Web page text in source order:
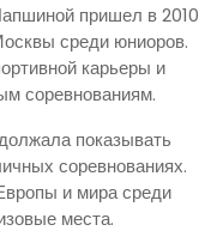
пришел в 2010
среди юниоров.
карьеры и
соревнованиям.
показывать
соревнованиях.
и мира среди
места.